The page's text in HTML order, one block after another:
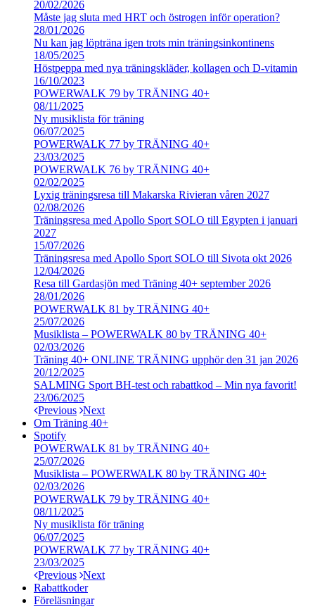
20/02/2026
Måste jag sluta med HRT och östrogen inför operation?
28/01/2026
Nu kan jag löpträna igen trots min träningsinkontinens
18/05/2025
Höstpeppa med nya träningskläder, kollagen och D-vitamin
16/10/2023
POWERWALK 79 by TRÄNING 40+
08/11/2025
Ny musiklista för träning
06/07/2025
POWERWALK 77 by TRÄNING 40+
23/03/2025
POWERWALK 76 by TRÄNING 40+
02/02/2025
Lyxig träningsresa till Makarska Rivieran våren 2027
02/08/2026
Träningsresa med Apollo Sport SOLO till Egypten i januari
2027
15/07/2026
Träningsresa med Apollo Sport SOLO till Sivota okt 2026
12/04/2026
Resa till Gardasjön med Träning 40+ september 2026
28/01/2026
POWERWALK 81 by TRÄNING 40+
25/07/2026
Musiklista – POWERWALK 80 by TRÄNING 40+
02/03/2026
Träning 40+ ONLINE TRÄNING upphör den 31 jan 2026
20/12/2025
SALMING Sport BH-test och rabattkod – Min nya favorit!
23/06/2025
Previous Next
Om Träning 40+
Spotify
POWERWALK 81 by TRÄNING 40+
25/07/2026
Musiklista – POWERWALK 80 by TRÄNING 40+
02/03/2026
POWERWALK 79 by TRÄNING 40+
08/11/2025
Ny musiklista för träning
06/07/2025
POWERWALK 77 by TRÄNING 40+
23/03/2025
Previous Next
Rabattkoder
Föreläsningar